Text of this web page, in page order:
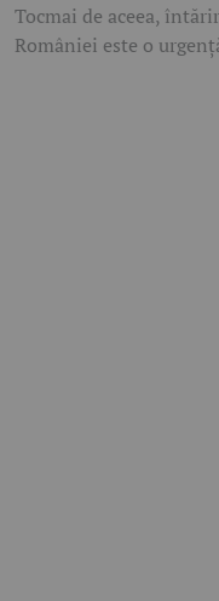
Tocmai de aceea,
României este o